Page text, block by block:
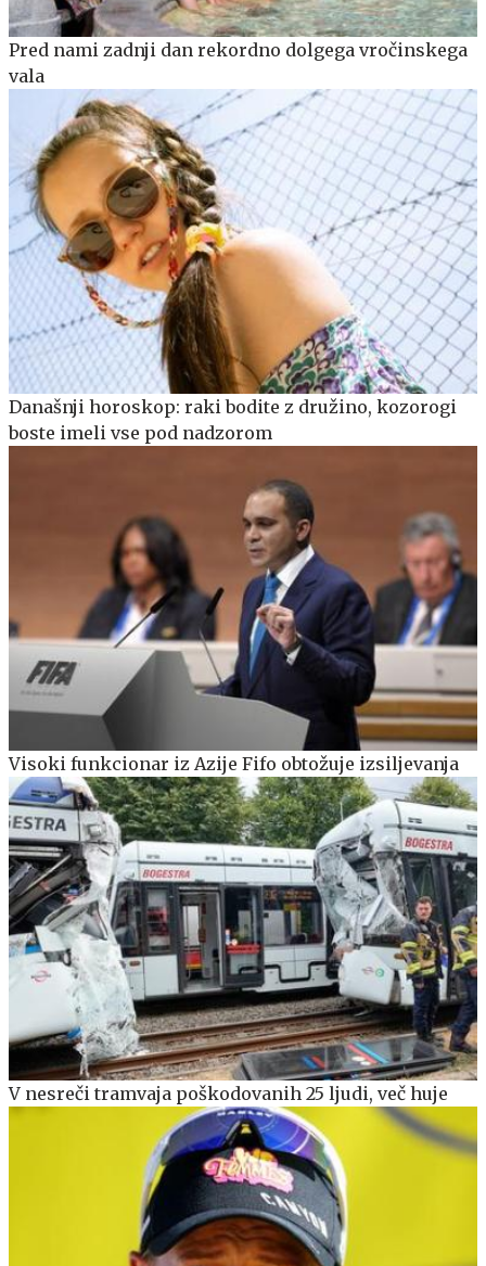
Pred nami zadnji dan rekordno dolgega vročinskega
vala
Današnji horoskop: raki bodite z družino, kozorogi
boste imeli vse pod nadzorom
Visoki funkcionar iz Azije Fifo obtožuje izsiljevanja
V nesreči tramvaja poškodovanih 25 ljudi, več huje